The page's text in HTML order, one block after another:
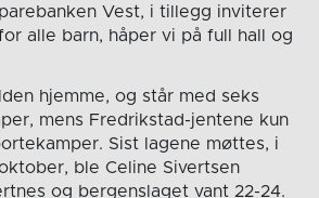
Vest, i tillegg inviterer
alle barn, håper vi på full hall og
hjemme, og står med seks
mens Fredrikstad-jentene kun
Sist lagene møttes, i
ble Celine Sivertsen
og bergenslaget vant 22-24.